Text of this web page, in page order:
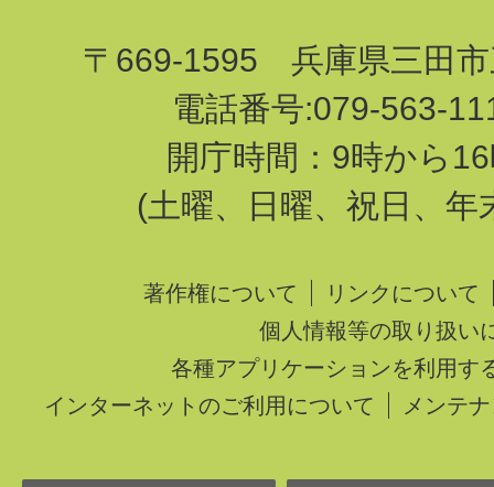
〒669-1595 兵庫県三田市
電話番号:079-563-
開庁時間：9時から
(土曜、日曜、祝日、年
著作権について
リンクについて
個人情報等の取り扱い
各種アプリケーションを利用す
インターネットのご利用について
メンテ